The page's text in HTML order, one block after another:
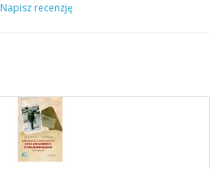
Napisz recenzję